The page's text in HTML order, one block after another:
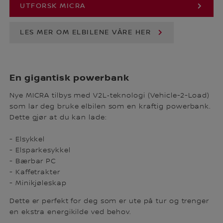
UTFORSK MICRA
LES MER OM ELBILENE VÅRE HER
En gigantisk powerbank
Nye MICRA tilbys med V2L‑teknologi (Vehicle-2-Load)
som lar deg bruke elbilen som en kraftig powerbank.
Dette gjør at du kan lade:
- Elsykkel
- Elsparkesykkel
- Bærbar PC
- Kaffetrakter
- Minikjøleskap
Dette er perfekt for deg som er ute på tur og trenger
en ekstra energikilde ved behov.